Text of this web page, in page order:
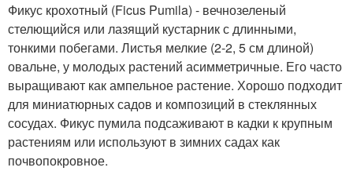
Фикус крохотный (Ficus Pumila) - вечнозеленый
стелющийся или лазящий кустарник с длинными,
тонкими побегами. Листья мелкие (2-2, 5 см длиной)
овальне, у молодых растений асимметричные. Его часто
выращивают как ампельное растение. Хорошо подходит
для миниатюрных садов и композиций в стеклянных
сосудах. Фикус пумила подсаживают в кадки к крупным
растениям или используют в зимних садах как
почвопокровное.